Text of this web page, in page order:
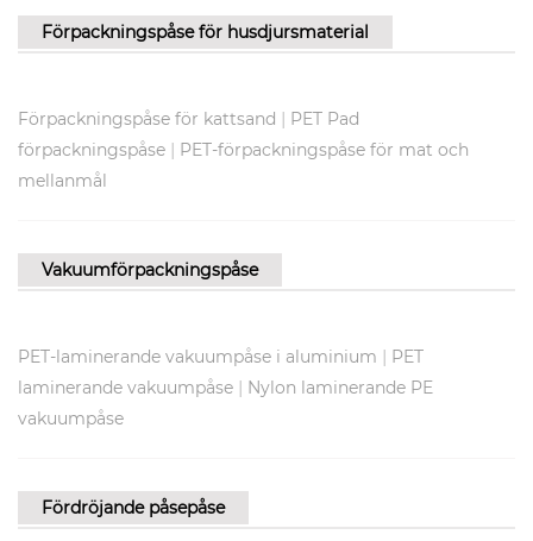
Förpackningspåse för husdjursmaterial
Förpackningspåse för kattsand | PET Pad
förpackningspåse | PET-förpackningspåse för mat och
mellanmål
Vakuumförpackningspåse
PET-laminerande vakuumpåse i aluminium | PET
laminerande vakuumpåse | Nylon laminerande PE
vakuumpåse
Fördröjande påsepåse